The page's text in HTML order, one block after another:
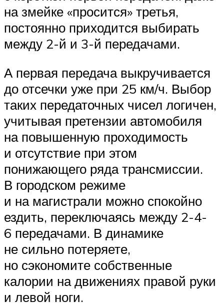
на змейке «просится» третья,
постоянно приходится выбирать
между 2-й и 3-й передачами.
А первая передача выкручивается
до отсечки уже при 25 км/ч. Выбор
таких передаточных чисел логичен,
учитывая претензии автомобиля
на повышенную проходимость
и отсутствие при этом
понижающего ряда трансмиссии.
В городском режиме
и на магистрали можно спокойно
ездить, переключаясь между 2-4-
6 передачами. В динамике
не сильно потеряете,
но сэкономите собственные
калории на движениях правой руки
и левой ноги.